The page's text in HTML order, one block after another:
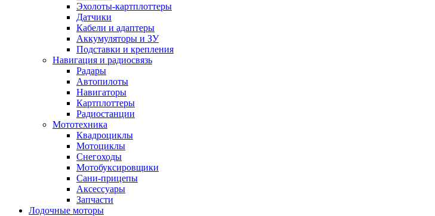
Эхолоты-картплоттеры
Датчики
Кабели и адаптеры
Аккумуляторы и ЗУ
Подставки и крепления
Навигация и радиосвязь
Радары
Автопилоты
Навигаторы
Картплоттеры
Радиостанции
Мототехника
Квадроциклы
Мотоциклы
Снегоходы
Мотобуксировщики
Сани-прицепы
Аксессуары
Запчасти
Лодочные моторы